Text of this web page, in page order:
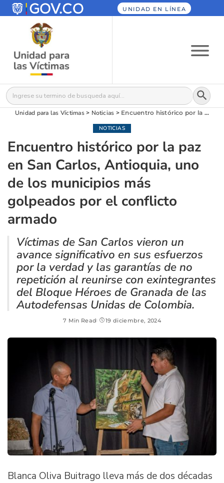
UNIDAD EN LÍNEA
Buscar: Botón
Unidad para las Víctimas> Noticias > Encuentro histórico por la paz en San Carlos, Antioquia, uno de los municipios más golpeados por el conflicto armado
NOTICIAS
Encuentro histórico por la paz
en San Carlos, Antioquia, uno
de los municipios más
golpeados por el conflicto
armado
Víctimas de San Carlos vieron un
avance significativo en sus esfuerzos
por la verdad y las garantías de no
repetición al reunirse con exintegrantes
del Bloque Héroes de Granada de las
Autodefensas Unidas de Colombia.
7 Min Read 19 diciembre, 2024
Blanca Oliva Buitrago lleva más de dos décadas